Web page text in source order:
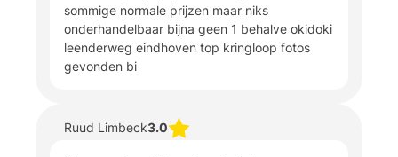
sommige normale prijzen maar niks
onderhandelbaar bijna geen 1 behalve okidoki
leenderweg eindhoven top kringloop fotos
gevonden bi
Ruud Limbeck3.0